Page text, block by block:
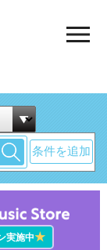
条件を追加
実施中★